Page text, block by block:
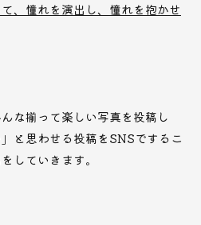
、憧れを演出し、憧れを抱かせ
な揃って楽しい写真を投稿し
と思わせる投稿をSNSでするこ
していきます。